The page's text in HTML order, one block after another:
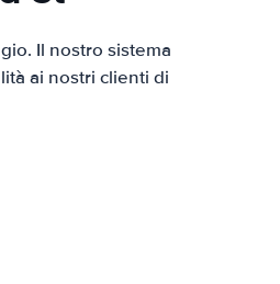
Il nostro sistema
ai nostri clienti di